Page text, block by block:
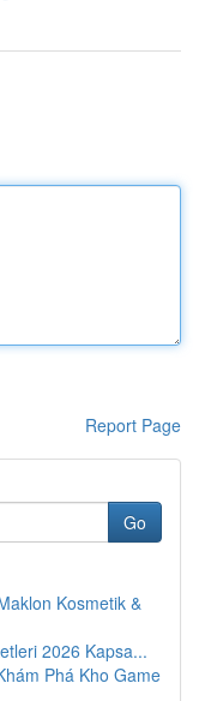
Report Page
Go
Kosmetik &
2026 Kapsa...
Phá Kho Game